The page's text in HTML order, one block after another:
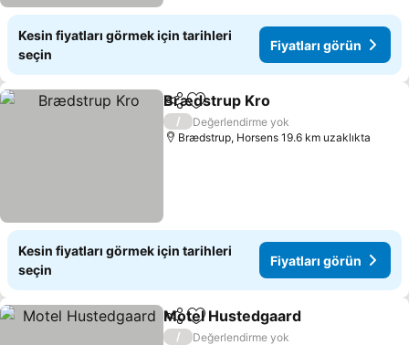
Kesin fiyatları görmek için tarihleri
seçin
Fiyatları görün
PaylaşFavorilerime ekle
Brædstrup Kro
/
Değerlendirme yok
Brædstrup, Horsens 19.6 km uzaklıkta
Kesin fiyatları görmek için tarihleri
seçin
Fiyatları görün
PaylaşFavorilerime ekle
Motel Hustedgaard
/
Değerlendirme yok